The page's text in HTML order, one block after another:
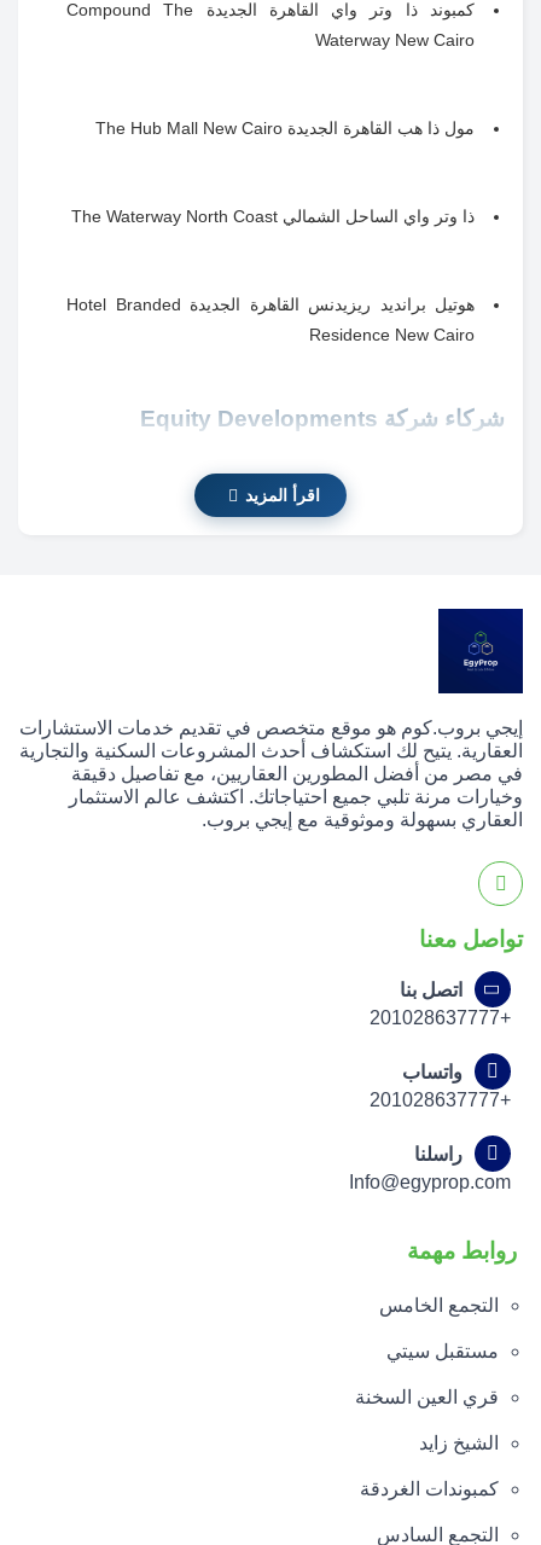
كمبوند ذا وتر واي القاهرة الجديدة Compound The
Waterway New Cairo
مول ذا هب القاهرة الجديدة The Hub Mall New Cairo
ذا وتر واي الساحل الشمالي The Waterway North Coast
هوتيل برانديد ريزيدنس القاهرة الجديدة Hotel Branded
Residence New Cairo
شركاء شركة Equity Developments
تحرص شركة ايكويتي على التعاون مع نخبة من أفضل الاستشاريين
والمهندسين المعماريين في مصر، لضمان تنفيذ مشروعاتها بأعلى
اقرأ المزيد
إيجي بروب.كوم هو موقع متخصص في تقديم خدمات الاستشارات
العقارية. يتيح لك استكشاف أحدث المشروعات السكنية والتجارية
في مصر من أفضل المطورين العقاريين، مع تفاصيل دقيقة
وخيارات مرنة تلبي جميع احتياجاتك. اكتشف عالم الاستثمار
العقاري بسهولة وموثوقية مع إيجي بروب.
تواصل معنا
اتصل بنا
+201028637777
واتساب
+201028637777
راسلنا
Info@egyprop.com
روابط مهمة
التجمع الخامس
مستقبل سيتي
قري العين السخنة
الشيخ زايد
كمبوندات الغردقة
التجمع السادس